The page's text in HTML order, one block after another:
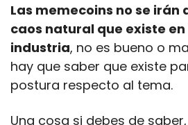
Las memecoins no se irán
caos natural que existe
industria, no es bueno o
hay que saber que existe
postura respecto al tema.
Una cosa si debes de